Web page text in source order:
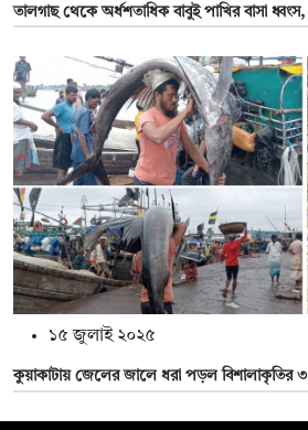
তালগাছ থেকে অর্ধশতাধিক বাবুই পাখির বাসা
১৫ জুলাই ২০২৫
কুয়াকাটায় জেলের জালে ধরা পড়ল বিশালাকৃতির ৩